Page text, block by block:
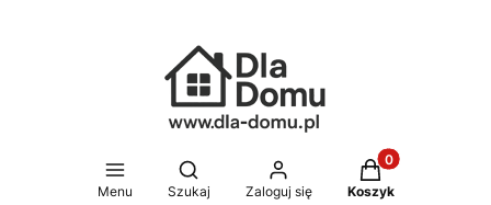
Menu
Otwórz wyszukiwarkę
Szukaj Zaloguj się
Produkty w
Koszyk